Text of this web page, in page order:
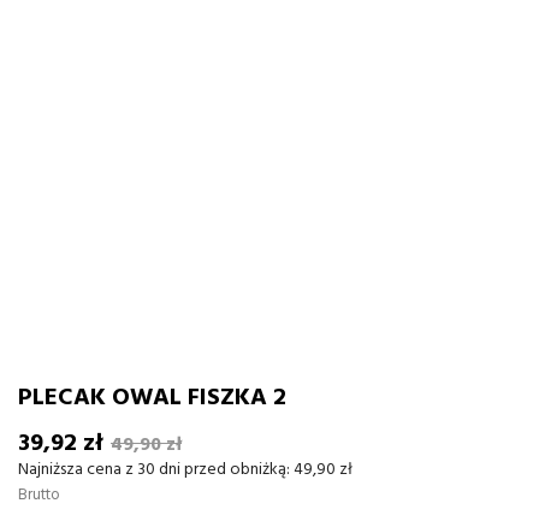
PLECAK OWAL FISZKA 2
39,92 zł 49,90 zł
Najniższa cena z 30 dni przed obniżką:49,90 zł
Brutto